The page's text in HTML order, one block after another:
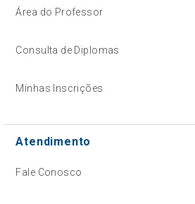
Área do Professor
Consulta de Diplomas
Minhas Inscrições
Atendimento
Fale Conosco